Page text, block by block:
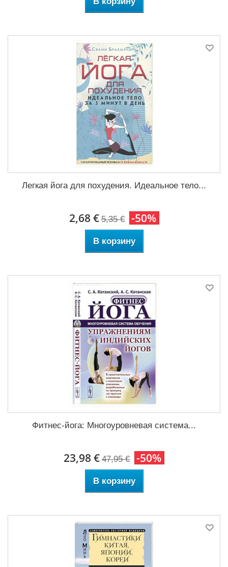
Легкая йога для похудения. Идеальное тело...
2,68 € 5,35 € -50%
В корзину
Фитнес-йога: Многоуровневая система...
23,98 € 47,95 € -50%
В корзину